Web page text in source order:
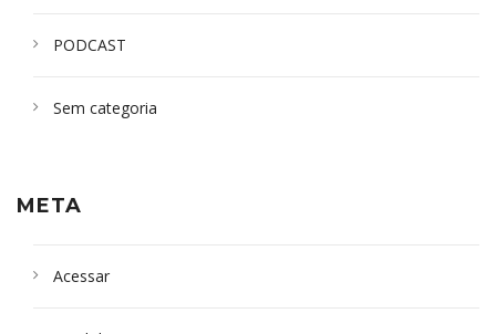
PODCAST
Sem categoria
META
Acessar